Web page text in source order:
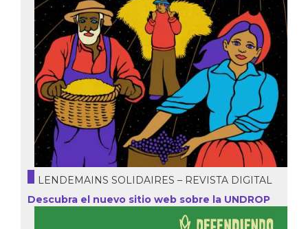
LENDEMAINS SOLIDAIRES – REVISTA DIGITAL
Descubra el nuevo sitio web sobre la UNDROP